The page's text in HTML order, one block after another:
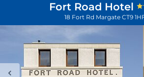
Fort Road Hotel
18 Fort Rd Margate CT9